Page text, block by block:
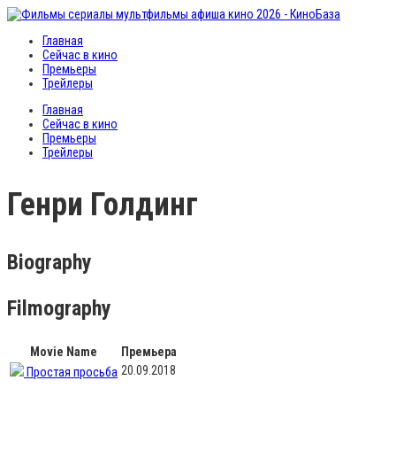
Главная
Сейчас в кино
Премьеры
Трейлеры
Главная
Сейчас в кино
Премьеры
Трейлеры
Генри Голдинг
Biography
Filmography
Movie Name
Премьера
Простая просьба 20.09.2018